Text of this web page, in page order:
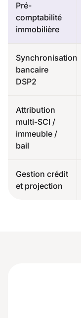
Pré-
comptabilité
immobilière
Synchronisation
bancaire
DSP2
Attribution
multi-SCI /
immeuble /
bail
Gestion crédit
et projection